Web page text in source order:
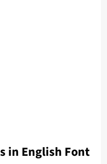
in English Font